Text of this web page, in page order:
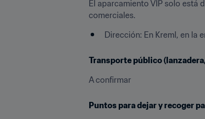
El aparcamiento VIP solo está
comerciales.
Dirección: En Kreml, en la
Transporte público
A confirmar
Puntos para dejar y recoger